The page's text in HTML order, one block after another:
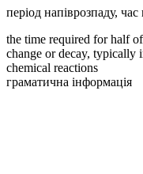
період напіврозпаду, час
the time required for half
change or decay, typically
chemical reactions
граматична інформація